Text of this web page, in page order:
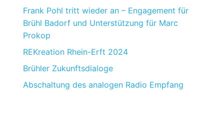
Frank Pohl tritt wieder an – Engagement für
Brühl Badorf und Unterstützung für Marc
Prokop
REKreation Rhein-Erft 2024
Brühler Zukunftsdialoge
Abschaltung des analogen Radio Empfang